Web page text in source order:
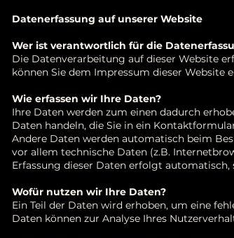
Datenerfassung auf unserer Website
Wer ist verantwortlich für die
Die Datenverarbeitung auf dieser Website
können Sie dem Impressum dieser Website
Wie erfassen wir Ihre Daten?
Ihre Daten werden zum einen dadurch
Daten handeln, die Sie in ein
Andere Daten werden automatisch beim
vor allem technische Daten (z.B.
Erfassung dieser Daten erfolgt automatisch,
Wofür nutzen wir Ihre Daten?
Ein Teil der Daten wird erhoben, um eine
Daten können zur Analyse Ihres